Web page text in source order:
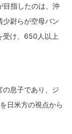
目指したのは、沖
少尉らが空母バン
受け、650人以上
の息子であり、ジ
日米方の視点から